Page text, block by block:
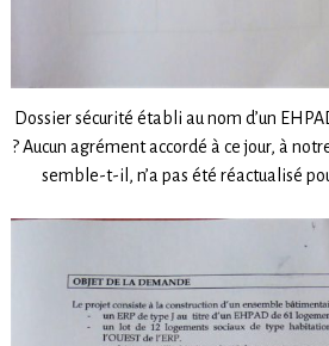
Dossier sécurité établi au nom d’un
? Aucun agrément accordé à ce jour, à
semble-t-il, n’a pas été réactualisé